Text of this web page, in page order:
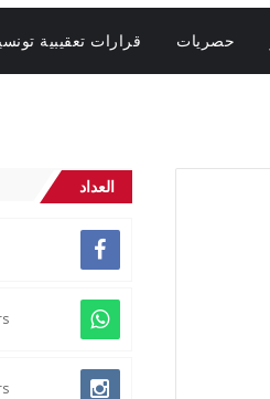
حصريات قرارات تعقيبية
العداد